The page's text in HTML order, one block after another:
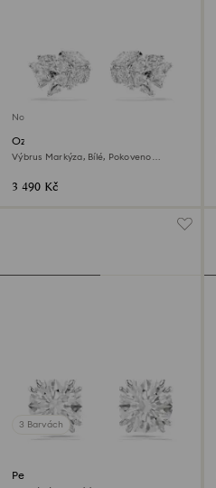
Novinka
Ozdoby na ucho Mesmera
Výbrus Markýza, Bílé, Pokoveno
3 490 Kč
3 Barvách
Peckové náušnice Stilla